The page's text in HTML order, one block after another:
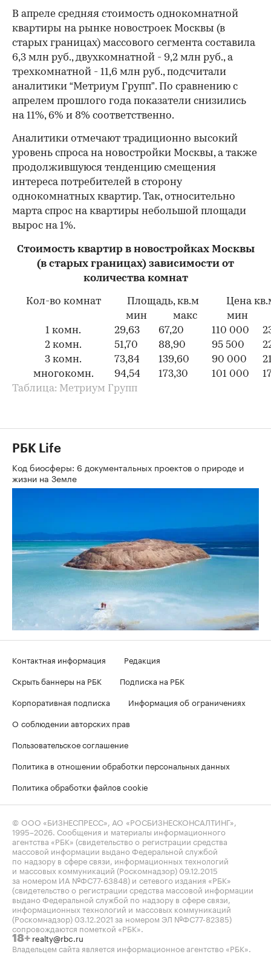
В апреле средняя стоимость однокомнатной
квартиры на рынке новостроек Москвы (в
старых границах) массового сегмента составила
6,3 млн руб., двухкомнатной - 9,2 млн руб., а
трехкомнатной - 11,6 млн руб., подсчитали
аналитики “Метриум Групп”. По сравнению с
апрелем прошлого года показатели снизились
на 11%, 6% и 8% соответственно.
Аналитики отмечают традиционно высокий
уровень спроса на новостройки Москвы, а также
продолжившуюся тенденцию смещения
интереса потребителей в сторону
однокомнатных квартир. Так, относительно
марта спрос на квартиры небольшой площади
вырос на 1%.
Стоимость квартир в новостройках Москвы
(в старых границах) зависимости от
количества комнат
Кол-во комнат Площадь, кв.м
Цена
мин
макс
мин
1 комн.
29,63 67,20 110 000
2 комн.
51,70 88,90 95 500
3 комн.
73,84 139,60 90 000
многокомн.
94,54 173,30 101 000
Таблица: Метриум Групп
РБК Life
Код биосферы: 6 документальных проектов о природе и
жизни на Земле
Контактная информация
Редакция
Скрыть баннеры на РБК
Подписка на РБК
Корпоративная подписка
Информация об ограничениях
О соблюдении авторских прав
Пользовательское соглашение
Политика в отношении обработки персональных данных
Политика обработки файлов cookie
© ООО «БИЗНЕСПРЕСС», АО «РОСБИЗНЕСКОНСАЛТИНГ»,
1995–2026 . Сообщения и материалы информационного
агентства «РБК» (свидетельство о регистрации средства
массовой информации выдано Федеральной службой
по надзору в сфере связи, информационных технологий
и массовых коммуникаций (Роскомнадзор) 09.12.2015
за номером ИА №ФС77-63848) и сетевого издания «РБК»
(свидетельство о регистрации средства массовой информации
выдано Федеральной службой по надзору в сфере связи,
информационных технологий и массовых коммуникаций
(Роскомнадзор) 03.12.2021 за номером ЭЛ №ФС77-82385)
сопровождаются пометкой «РБК».
18+ realty@rbc.ru
Владельцем сайта является информационное агентство «РБК».